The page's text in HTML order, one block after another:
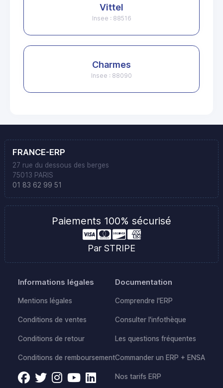
Vittel
Insee : 88516
Charmes
Insee : 88090
FRANCE-ERP
27 rue du dessous des berges
75013 PARIS
01 83 62 99 51
Paiements 100% sécurisé
Par STRIPE
Informations légales
Mentions légales
Conditions de ventes
Conditions de retour
Conditions de remboursement
Documentation
Comprendre l'ERP
Consulter l'infothèque
Les questions fréquentes
Commander un ERP + ENSA
Nos tarifs ERP